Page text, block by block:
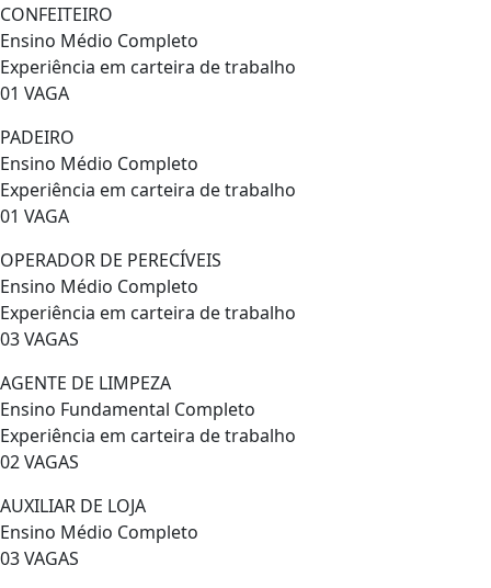
CONFEITEIRO
Ensino Médio Completo
Experiência em carteira de trabalho
01 VAGA
PADEIRO
Ensino Médio Completo
Experiência em carteira de trabalho
01 VAGA
OPERADOR DE PERECÍVEIS
Ensino Médio Completo
Experiência em carteira de trabalho
03 VAGAS
AGENTE DE LIMPEZA
Ensino Fundamental Completo
Experiência em carteira de trabalho
02 VAGAS
AUXILIAR DE LOJA
Ensino Médio Completo
03 VAGAS